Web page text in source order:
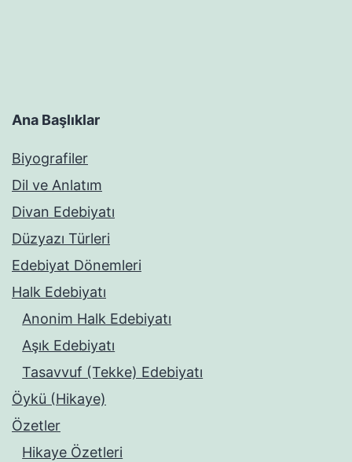
Ana Başlıklar
Biyografiler
Dil ve Anlatım
Divan Edebiyatı
Düzyazı Türleri
Edebiyat Dönemleri
Halk Edebiyatı
Anonim Halk Edebiyatı
Aşık Edebiyatı
Tasavvuf (Tekke) Edebiyatı
Öykü (Hikaye)
Özetler
Hikaye Özetleri